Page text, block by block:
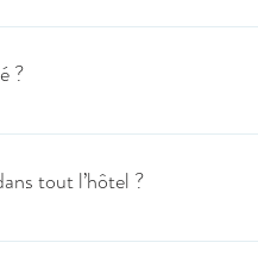
11 heures. En cas de besoin
?
bébé sur demande, et ce,
tout l’hôtel ?
les chambres de l'hôtel en